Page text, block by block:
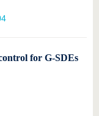
for G-SDEs